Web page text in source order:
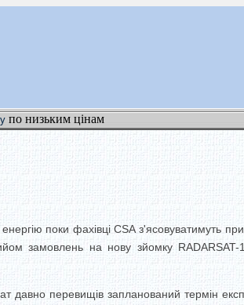
по низьким цінам
поки фахівці CSA з'ясовуватимуть
замовлень на нову зйомку RADARSAT-
перевищів запланований термін